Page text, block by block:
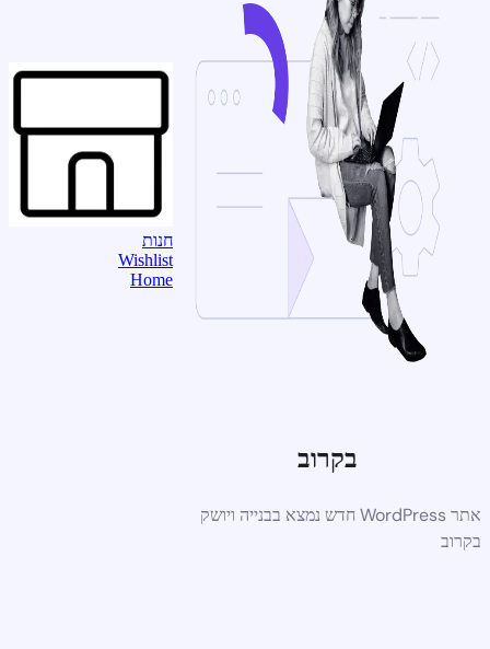
בקרוב
אתר WordPress חדש נמצא בבנייה ויושק
בקרוב
חנות
Wishlist
Home